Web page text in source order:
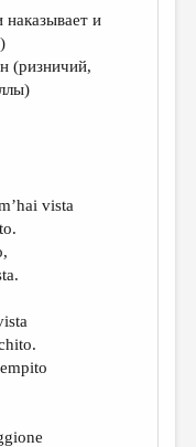
и
(ризничий,
vista